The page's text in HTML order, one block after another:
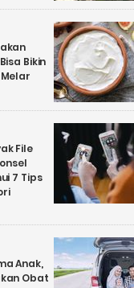
Bikin
File
7 Tips
Anak,
Obat